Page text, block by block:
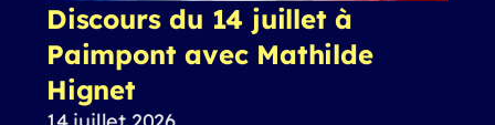
Discours du 14 juillet à
Paimpont avec Mathilde
Hignet